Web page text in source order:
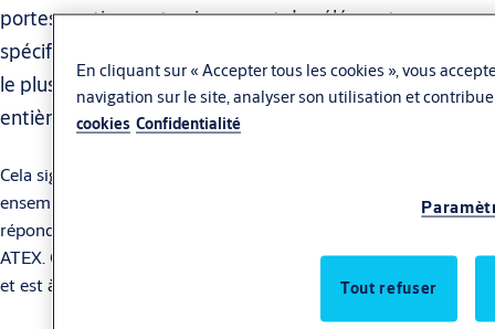
portes contiennent uniquement des éléments
spécifiques certifiés ATEX. Le choix le plus intelligent et
le plus sûr est un système de porte complet
entièrement certifié par un tiers indépendant.
Cela signifie que chaque élément (et la porte dans son
ensemble) est vérifié de manière indépendante et classé pour
répondre aux exigences internationales en matière d’utilisation
ATEX. Cela maximise la sécurité, garantit une conformité totale
et est à la fois rentable et économe en énergie.
En cliquant sur « Accepter tous les cookies », vous
navigation sur le site, analyser son utilisation et
cookies Confidentialité
Tout refuser